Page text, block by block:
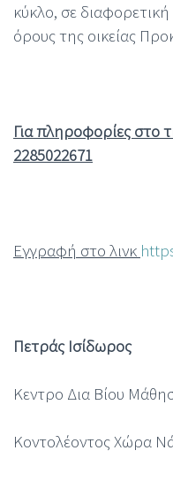
κύκλο, σε
όρους της οικείας
Για πληροφορίες στο
2285022671
Εγγραφή στο λινκ
Πετράς Ισίδωρος
Κεντρο Δια Βίου
Κοντολέοντος Χώρα